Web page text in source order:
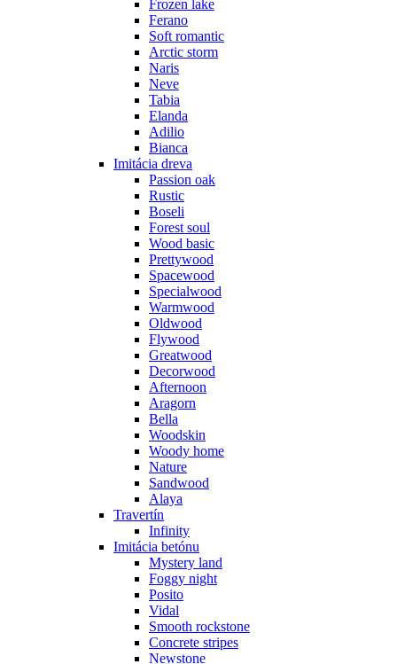
Frozen lake
Ferano
Soft romantic
Arctic storm
Naris
Neve
Tabia
Elanda
Adilio
Bianca
Imitácia dreva
Passion oak
Rustic
Boseli
Forest soul
Wood basic
Prettywood
Spacewood
Specialwood
Warmwood
Oldwood
Flywood
Greatwood
Decorwood
Afternoon
Aragorn
Bella
Woodskin
Woody home
Nature
Sandwood
Alaya
Travertín
Infinity
Imitácia betónu
Mystery land
Foggy night
Posito
Vidal
Smooth rockstone
Concrete stripes
Newstone